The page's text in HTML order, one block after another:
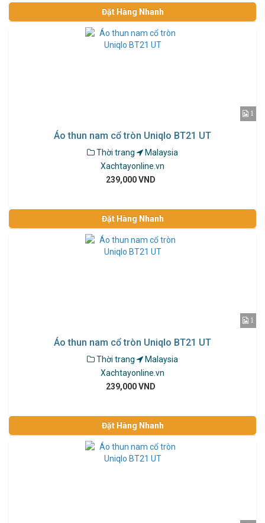
Đặt Hàng Nhanh
1
Áo thun nam cổ tròn Uniqlo BT21 UT
Thời trang
Malaysia
Xachtayonline.vn
239,000 VND
Đặt Hàng Nhanh
1
Áo thun nam cổ tròn Uniqlo BT21 UT
Thời trang
Malaysia
Xachtayonline.vn
239,000 VND
Đặt Hàng Nhanh